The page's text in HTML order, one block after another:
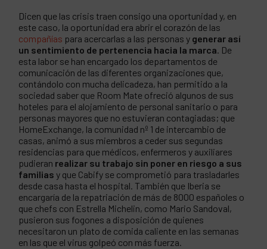
Dicen que las crisis traen consigo una oportunidad y, en
este caso, la oportunidad era abrir el corazón de las
compañías para acercarlas a las personas y generar así
un sentimiento de pertenencia hacia la marca. De
esta labor se han encargado los departamentos de
comunicación de las diferentes organizaciones que,
contándolo con mucha delicadeza, han permitido a la
sociedad saber que Room Mate ofreció algunos de sus
hoteles para el alojamiento de personal sanitario o para
personas mayores que no estuvieran contagiadas; que
HomeExchange, la comunidad nº 1 de intercambio de
casas, animó a sus miembros a ceder sus segundas
residencias para que médicos, enfermeros y auxiliares
pudieran realizar su trabajo sin poner en riesgo a sus
familias y que Cabify se comprometió para trasladarles
desde casa hasta el hospital. También que Iberia se
encargaría de la repatriación de más de 8000 españoles o
que chefs con Estrella Michelin, como Mario Sandoval,
pusieron sus fogones a disposición de quienes
necesitaron un plato de comida caliente en las semanas
en las que el virus golpeó con más fuerza.